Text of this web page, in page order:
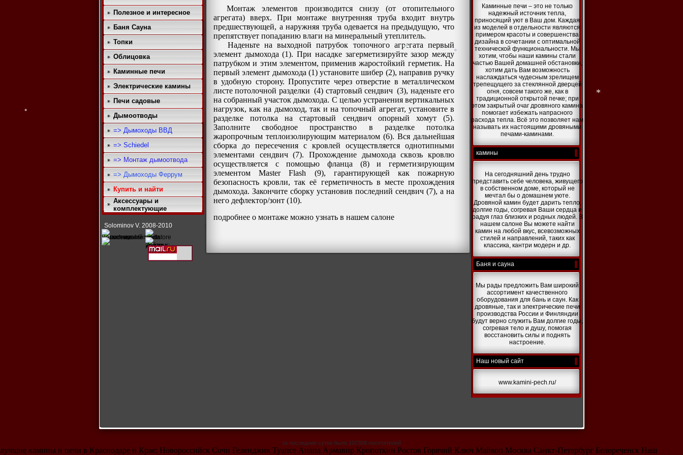
Полезное и интересное
Баня Сауна
Топки
Облицовка
Каминные печи
Электрические камины
Печи садовые
Дымоотводы
=> Дымоходы ВВД
=> Schiedel
=> Монтаж дымоотвода
=> Дымоходы Феррум
Купить и найти
Аксессуары и
комплектующие
Solominov V. 2008-2010
Монтаж элементов производится снизу (от отопительного
агрегата) вверх. При монтаже внутренняя труба входит внутрь
предшествующей, а наружняя труба одевается на предыдущую, что
препятствует попаданию влаги на минеральный утеплитель.
Наденьте на выходной патрубок топочного агрегата первый
элемент дымохода (1). При насадке загерметизируйте зазор между
патрубком и этим элементом, применив жаростойкий герметик. На
первый элемент дымохода (1) установите шибер (2), направив ручку
в удобную сторону. Пропустите через отверстие в металлическом
листе потолочной разделки (4) стартовый сендвич (3), наденьте его
на собранный участок дымохода. С целью устранения вертикальных
нагрузок, как на дымоход, так и на топочный агрегат, установите в
разделке потолка на стартовый сендвич опорный хомут (5).
Заполните свободное пространство в разделке потолка
жаропрочным теплоизолирующим материалом (6). Вся дальнейшая
сборка до пересечения с кровлей осуществляется однотипными
элементами сендвич (7). Прохождение дымохода сквозь кровлю
осуществляется с помощью фланца (8) и герметизирующим
элементом Master Flash (9), гарантирующей как пожарную
безопасность кровли, так её герметичность в месте прохождения
дымохода. Закончите сборку установив последний сендвич (7), а на
него дефлектор/зонт (10).
подробнее о монтаже можно узнать в нашем салоне
Каминные печи – это не только
надежный источник тепла,
приносящий уют в Ваш дом. Каждая
из моделей в отдельности являются
примером красоты и совершенства
дизайна в сочетании с оптимальной
технической функциональности. Мы
хотим, чтобы наши камины стали
частью Вашей домашней обстановки,
хотим дать Вам возможность
наслаждаться чудесным зрелищем
трепещущего за стеклянной дверцей
огня, совсем такого же, как в
традиционной открытой печке; при
этом закрытый очаг дровяного камина
помогает избежать напрасного
расхода тепла. Всё это позволяет нам
называть их настоящими дровяными
печами-каминами.
камины
На сегодняшний день трудно
представить себе человека, живущего
в собственном доме, который не
мечтал бы о домашнем уюте.
Дровяной камин будет дарить тепло,
долгие годы, согревая Ваши сердца и
радуя глаз близких и родных людей. В
нашем салоне Вы можете найти
камин на любой вкус, всевозможных
стилей и направлений, таких как
классика, кантри модерн и др.
Баня и сауна
Мы рады предложить Вам широкий
ассортимент качественного
оборудования для бань и саун. Как
дровяные, так и электрические печи
производства России и Финляндии
будут верно служить Вам долгие годы,
согревая тело и душу, помогая
восстановить силы и поднять
настроение.
Наш новый сайт
www.kamini-pech.ru/
за последние сутки было 107308 посетителей
лучшие камины и печи в Краснодаре и Крае: Новороссийск Сочи Геленджик Туапсе Анапа Армавир Кропоткин Ростов Горячий Ключ Майкоп Москва Санкт-Петербург Белореченск Наш
*
*
*
*
*
*
*
*